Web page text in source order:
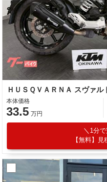
ＨＵＳＱＶＡＲＮＡ スヴァル
本体価格
33.5 万円
1分で
【無料】